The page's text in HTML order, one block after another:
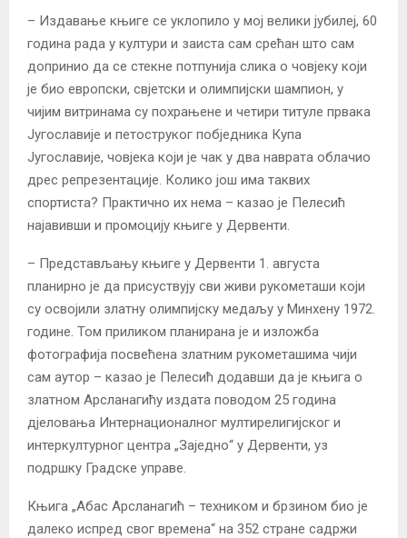
– Издавање књиге се уклопило у мој велики јубилеј, 60
година рада у култури и заиста сам срећан што сам
допринио да се стекне потпунија слика о човјеку који
је био европски, свјетски и олимпијски шампион, у
чијим витринама су похрањене и четири титуле првака
Југославије и петоструког побједника Купа
Југославије, човјека који је чак у два наврата облачио
дрес репрезентације. Колико још има таквих
спортиста? Практично их нема – казао је Пелесић
најавивши и промоцију књиге у Дервенти.
– Представљању књиге у Дервенти 1. августа
планирно је да присуствују сви живи рукометаши који
су освојили златну олимпијску медаљу у Минхену 1972.
године. Том приликом планирана је и изложба
фотографија посвећена златним рукометашима чији
сам аутор – казао је Пелесић додавши да је књига о
златном Арсланагићу издата поводом 25 година
дјеловања Интернационалног мултирелигијског и
интеркултурног центра „Заједно“ у Дервенти, уз
подршку Градске управе.
Књига „Абас Арсланагић – техником и брзином био је
далеко испред свог времена“ на 352 стране садржи